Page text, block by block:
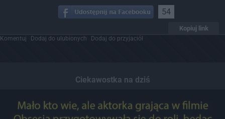
54
Kopiuj link
Komentuj Dodaj do ulubionych Dodaj do przyjaciół
Ciekawostka na dziś